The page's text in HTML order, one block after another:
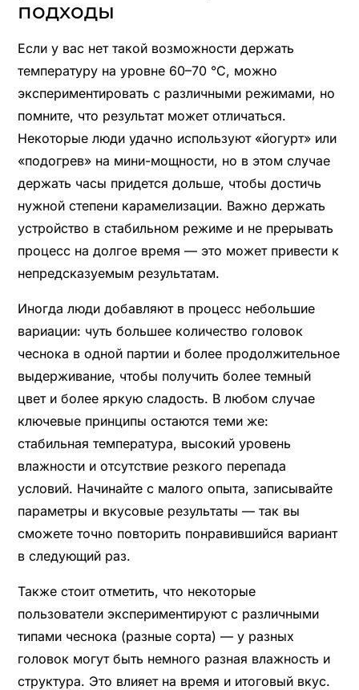
подходы
Если у вас нет такой возможности держать
температуру на уровне 60–70 °C, можно
экспериментировать с различными режимами, но
помните, что результат может отличаться.
Некоторые люди удачно используют «йогурт» или
«подогрев» на мини-мощности, но в этом случае
держать часы придется дольше, чтобы достичь
нужной степени карамелизации. Важно держать
устройство в стабильном режиме и не прерывать
процесс на долгое время — это может привести к
непредсказуемым результатам.
Иногда люди добавляют в процесс небольшие
вариации: чуть большее количество головок
чеснока в одной партии и более продолжительное
выдерживание, чтобы получить более темный
цвет и более яркую сладость. В любом случае
ключевые принципы остаются теми же:
стабильная температура, высокий уровень
влажности и отсутствие резкого перепада
условий. Начинайте с малого опыта, записывайте
параметры и вкусовые результаты — так вы
сможете точно повторить понравившийся вариант
в следующий раз.
Также стоит отметить, что некоторые
пользователи экспериментируют с различными
типами чеснока (разные сорта) — у разных
головок могут быть немного разная влажность и
структура. Это влияет на время и итоговый вкус.